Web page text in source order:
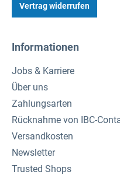
Vertrag widerrufen
Informationen
Jobs & Karriere
Über uns
Zahlungsarten
Rücknahme von IBC-
Versandkosten
Newsletter
Trusted Shops